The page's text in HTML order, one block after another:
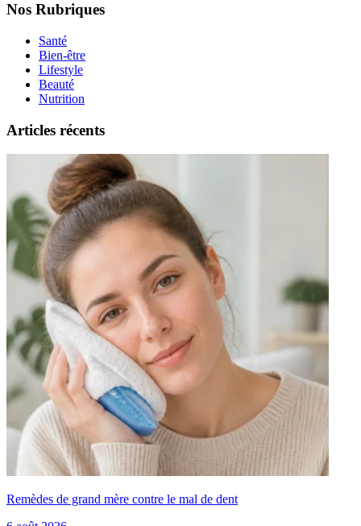
Nos Rubriques
Santé
Bien-être
Lifestyle
Beauté
Nutrition
Articles récents
Remèdes de grand mère contre le mal de dent